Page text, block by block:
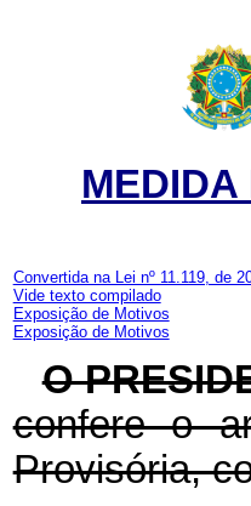
MEDIDA
Convertida na Lei nº 11.119, de
Vide texto compilado
Exposição de Motivos
Exposição de Motivos
O
confere o
Provisória,